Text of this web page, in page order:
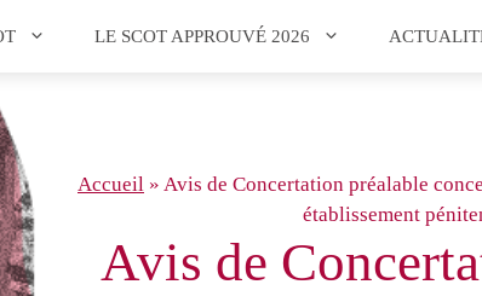
LE SCOT APPROUVÉ 2026
Accueil » Avis de Concertation préalable
établissement
Avis de